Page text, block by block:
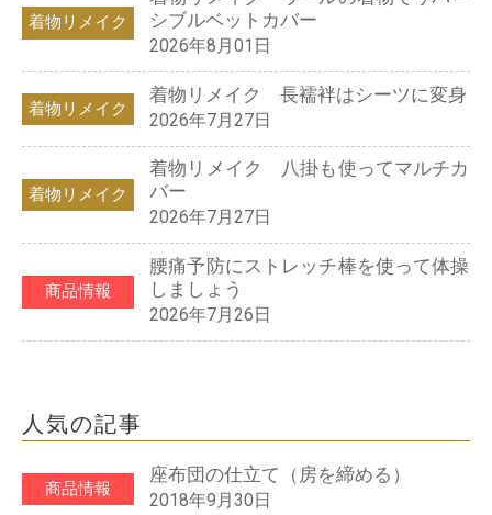
着物リメイク
シブルベットカバー
2026年8月01日
着物リメイク
着物リメイク 長襦袢はシーツに変身
2026年7月27日
着物リメイク
着物リメイク 八掛も使ってマルチカ
バー
2026年7月27日
商品情報
腰痛予防にストレッチ棒を使って体操
しましょう
2026年7月26日
人気の記事
商品情報
座布団の仕立て（房を締める）
2018年9月30日